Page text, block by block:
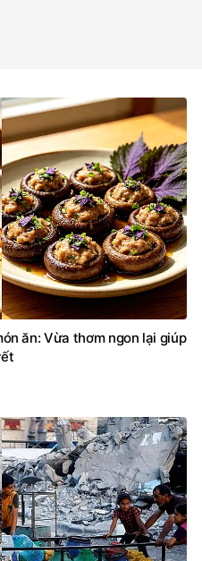
ăn: Vừa thơm ngon lại giúp